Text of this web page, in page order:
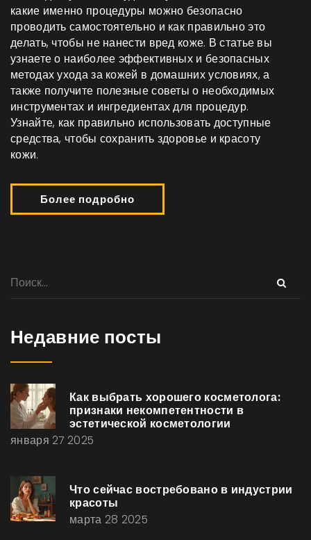
какие именно процедуры можно безопасно
проводить самостоятельно и как правильно это
делать, чтобы не нанести вред коже. В статье вы
узнаете о наиболее эффективных и безопасных
методах ухода за кожей в домашних условиях, а
также получите полезные советы о необходимых
инструментах и ингредиентах для процедур.
Узнайте, как правильно использовать доступные
средства, чтобы сохранить здоровье и красоту
кожи.
Более подробно
Недавние посты
Как выбрать хорошего косметолога:
признаки некомпетентности в
эстетической косметологии
января 27 2025
Что сейчас востребовано в индустрии
красоты
марта 28 2025